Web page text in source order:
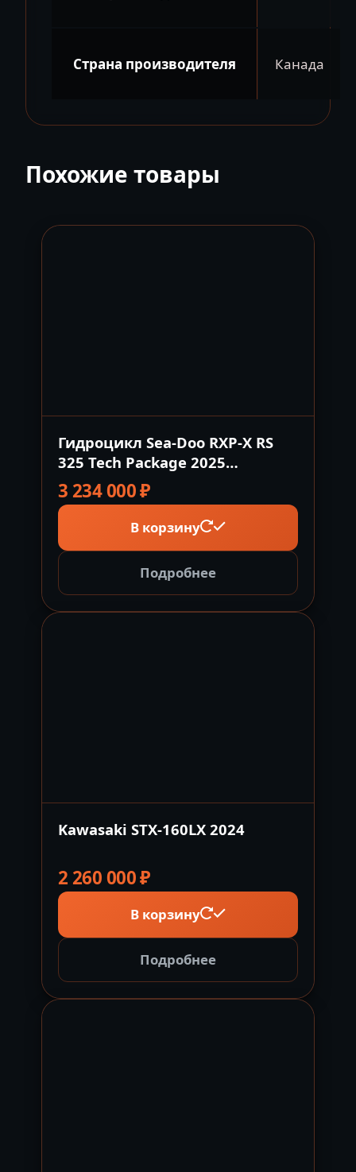
Страна производителя Канада
Похожие товары
Гидроцикл Sea-Doo RXP-X RS
325 Tech Package 2025
спортивный гидроцикл BRP
Канада
3 234 000₽
В корзину
Подробнее
Kawasaki STX-160LX 2024
2 260 000₽
В корзину
Подробнее